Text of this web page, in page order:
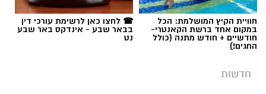
תגים:פרופ' אביב גולדברט
חוויית הקיץ המושלמת: הכל
במקום אחד ברשת הקאנטרי-
חודשיים + חודש מתנה (כולל
החגים!)
☎ לחצו כאן לרשימת עורכי דין
בבאר שבע - אינדקס באר שבע
נט
חדשות